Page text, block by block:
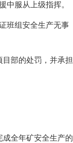
中服从上级指挥。
班组安全生产无事
部的处罚，并承担
全年矿安全生产的